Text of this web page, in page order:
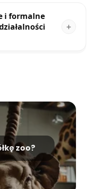
i formalne
zoo?